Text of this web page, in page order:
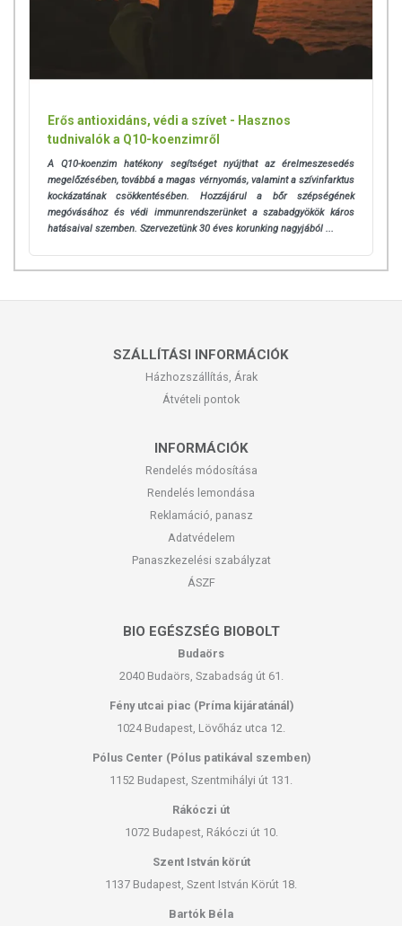
Erős antioxidáns, védi a szívet - Hasznos
tudnivalók a Q10-koenzimről
A Q10-koenzim hatékony segítséget nyújthat az érelmeszesedés
megelőzésében, továbbá a magas vérnyomás, valamint a szívinfarktus
kockázatának csökkentésében. Hozzájárul a bőr szépségének
megóvásához és védi immunrendszerünket a szabadgyökök káros
hatásaival szemben. Szervezetünk 30 éves korunking nagyjából ...
SZÁLLÍTÁSI INFORMÁCIÓK
Házhozszállítás, Árak
Átvételi pontok
INFORMÁCIÓK
Rendelés módosítása
Rendelés lemondása
Reklamáció, panasz
Adatvédelem
Panaszkezelési szabályzat
ÁSZF
BIO EGÉSZSÉG BIOBOLT
Budaörs
2040 Budaörs, Szabadság út 61.
Fény utcai piac (Príma kijáratánál)
1024 Budapest, Lövőház utca 12.
Pólus Center (Pólus patikával szemben)
1152 Budapest, Szentmihályi út 131.
Rákóczi út
1072 Budapest, Rákóczi út 10.
Szent István körút
1137 Budapest, Szent István Körút 18.
Bartók Béla